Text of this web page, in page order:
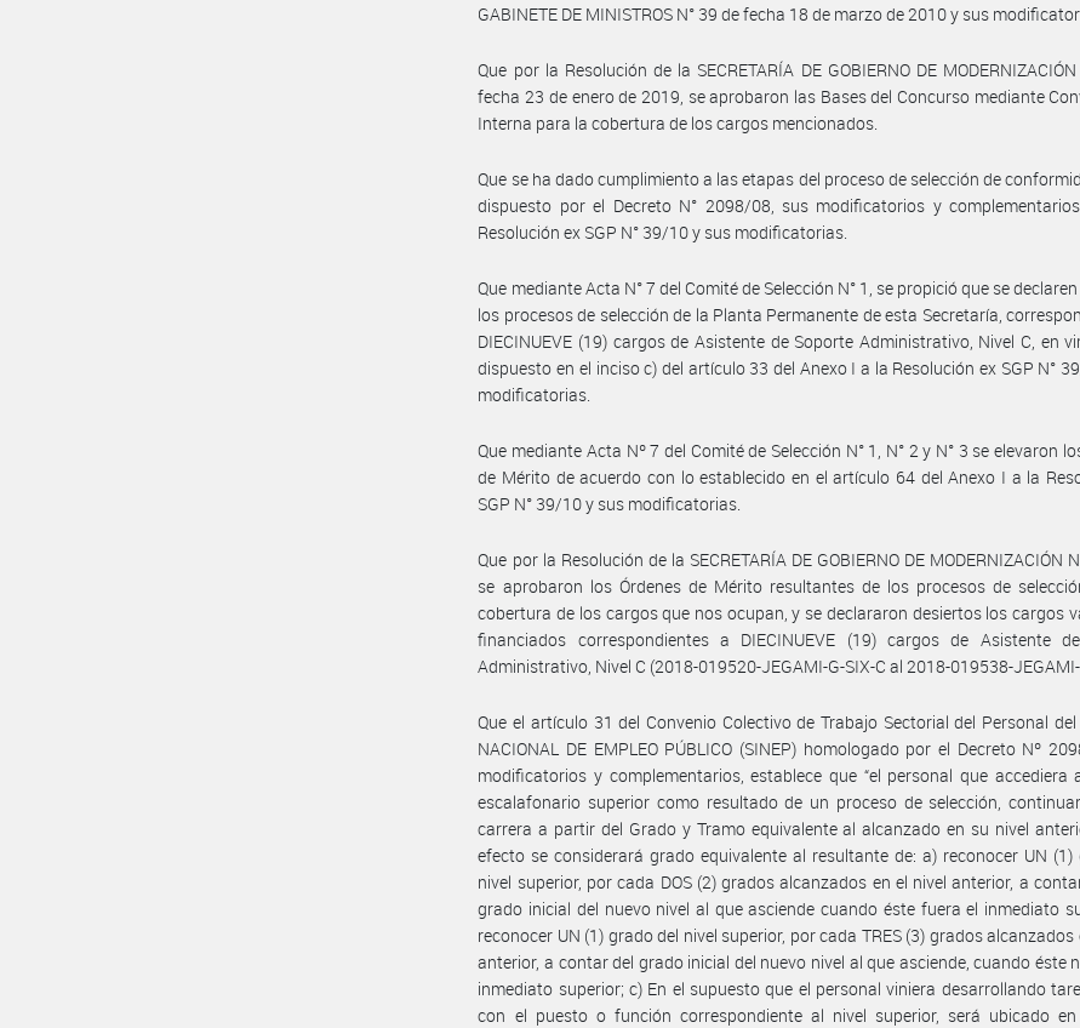
GABINETE DE MINISTROS N° 39 de fecha 18 de marzo de 2010 y sus
Que por la Resolución de la SECRETARÍA DE GOBIERNO DE
fecha 23 de enero de 2019, se aprobaron las Bases del Concurso mediante
Interna para la cobertura de los cargos mencionados.
Que se ha dado cumplimiento a las etapas del proceso de selección de
dispuesto por el Decreto N° 2098/08, sus modificatorios y
Resolución ex SGP N° 39/10 y sus modificatorias.
Que mediante Acta N° 7 del Comité de Selección N° 1, se propició que se
los procesos de selección de la Planta Permanente de esta Secretaría,
DIECINUEVE (19) cargos de Asistente de Soporte Administrativo, Nivel C, en
dispuesto en el inciso c) del artículo 33 del Anexo I a la Resolución ex SGP N°
modificatorias.
Que mediante Acta Nº 7 del Comité de Selección N° 1, N° 2 y N° 3 se elevaron
de Mérito de acuerdo con lo establecido en el artículo 64 del Anexo I a la
SGP N° 39/10 y sus modificatorias.
Que por la Resolución de la SECRETARÍA DE GOBIERNO DE MODERNIZACIÓN
se aprobaron los Órdenes de Mérito resultantes de los procesos de
cobertura de los cargos que nos ocupan, y se declararon desiertos los cargos
financiados correspondientes a DIECINUEVE (19) cargos de Asistente
Administrativo, Nivel C (2018-019520-JEGAMI-G-SIX-C al 2018-019538-JEGAMI-
Que el artículo 31 del Convenio Colectivo de Trabajo Sectorial del Personal del
NACIONAL DE EMPLEO PÚBLICO (SINEP) homologado por el Decreto Nº
modificatorios y complementarios, establece que “el personal que accediera
escalafonario superior como resultado de un proceso de selección,
carrera a partir del Grado y Tramo equivalente al alcanzado en su nivel
efecto se considerará grado equivalente al resultante de: a) reconocer UN (1)
nivel superior, por cada DOS (2) grados alcanzados en el nivel anterior, a
grado inicial del nuevo nivel al que asciende cuando éste fuera el inmediato
reconocer UN (1) grado del nivel superior, por cada TRES (3) grados alcanzados
anterior, a contar del grado inicial del nuevo nivel al que asciende, cuando éste
inmediato superior; c) En el supuesto que el personal viniera desarrollando
con el puesto o función correspondiente al nivel superior, será ubicado